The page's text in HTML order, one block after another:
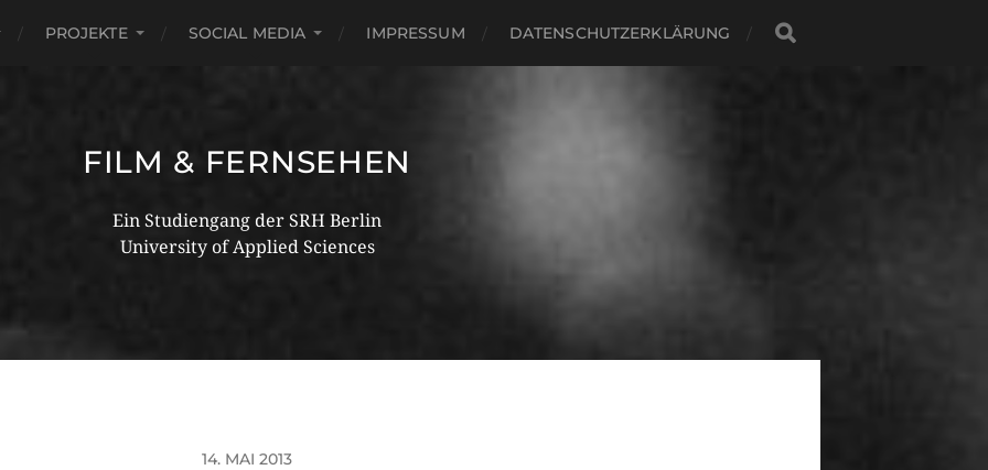
PROJEKTE SOCIAL MEDIA IMPRESSUM DATENSCHUTZERKLÄRUNG
FILM & FERNSEHEN
Ein Studiengang der SRH Berlin
University of Applied Sciences
14. MAI 2013